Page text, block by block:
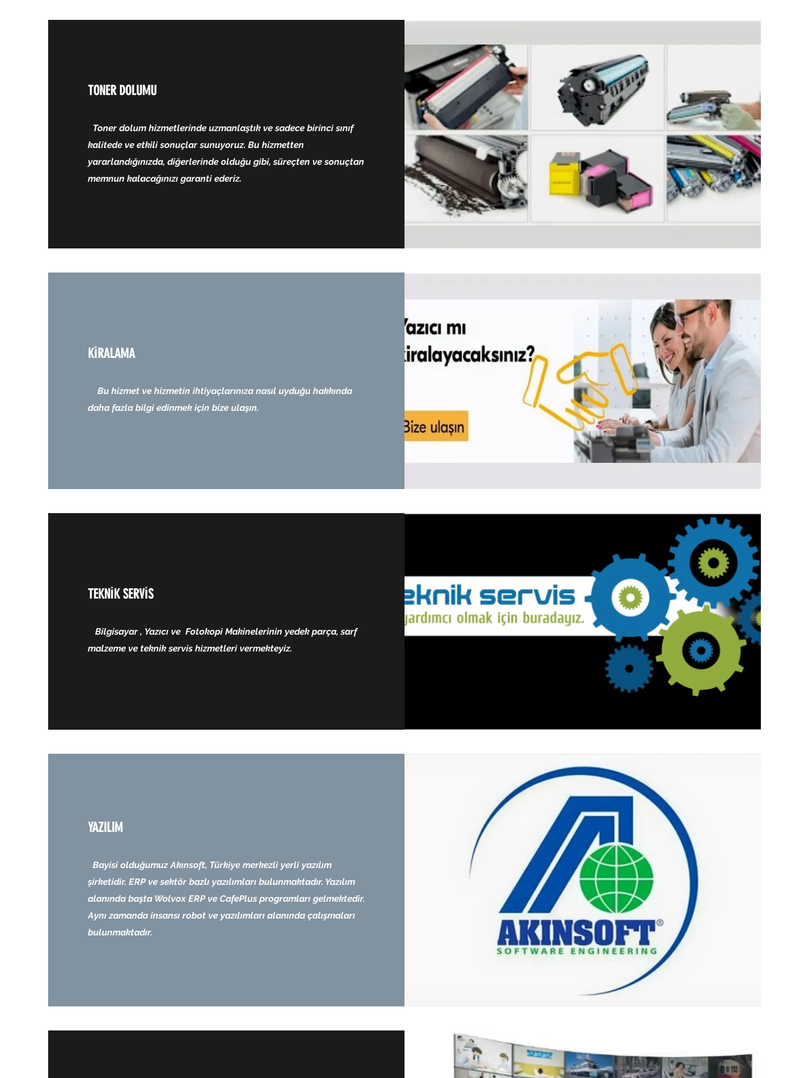
TONER DOLUMU
Toner dolum hizmetlerinde uzmanlaştık ve sadece birinci sınıf
kalitede ve etkili sonuçlar sunuyoruz. Bu hizmetten
yararlandığınızda, diğerlerinde olduğu gibi, süreçten ve sonuçtan
memnun kalacağınızı garanti ederiz.
KİRALAMA
Bu hizmet ve hizmetin ihtiyaçlarınıza nasıl uyduğu hakkında
daha fazla bilgi edinmek için bize ulaşın.
TEKNİK SERVİS
Bilgisayar , Yazıcı ve Fotokopi Makinelerinin yedek parça, sarf
malzeme ve teknik servis hizmetleri vermekteyiz.
YAZILIM
Bayisi olduğumuz Akınsoft, Türkiye merkezli yerli yazılım
şirketidir. ERP ve sektör bazlı yazılımları bulunmaktadır. Yazılım
alanında başta Wolvox ERP ve CafePlus programları gelmektedir.
Aynı zamanda insansı robot ve yazılımları alanında çalışmaları
bulunmaktadır.